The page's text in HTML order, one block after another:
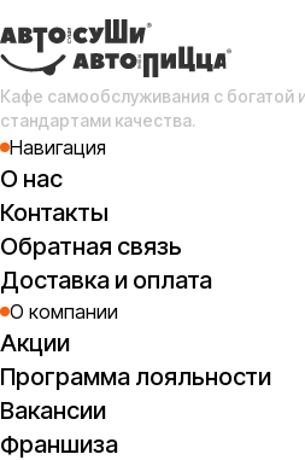
Кафе самообслуживания с богатой
стандартами качества.
Навигация
О нас
Контакты
Обратная связь
Доставка и оплата
О компании
Акции
Программа лояльности
Вакансии
Франшиза